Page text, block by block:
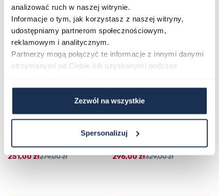
analizować ruch w naszej witrynie.
Informacje o tym, jak korzystasz z naszej witryny,
udostępniamy partnerom społecznościowym,
reklamowym i analitycznym.
Partnerzy mogą połączyć te informacje z innymi danymi
otrzymanymi od Ciebie lub uzyskanymi podczas
Zezwól na wszystkie
Spersonalizuj
Poruszanie się po elementach karuzeli jest możliwe za pomocą
Naciśnij, aby pominąć karuzelę
Naciśnij, aby przejść do nawigacji karuzeli
CASIO Sport AE-1200WHD-
251,00 zł279,00 zł
Casio Sport AQ-230GA-
03311457
296,00 zł329,00 zł